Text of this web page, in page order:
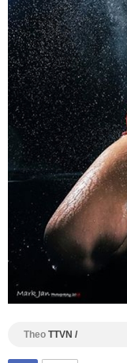
Theo TTVN /